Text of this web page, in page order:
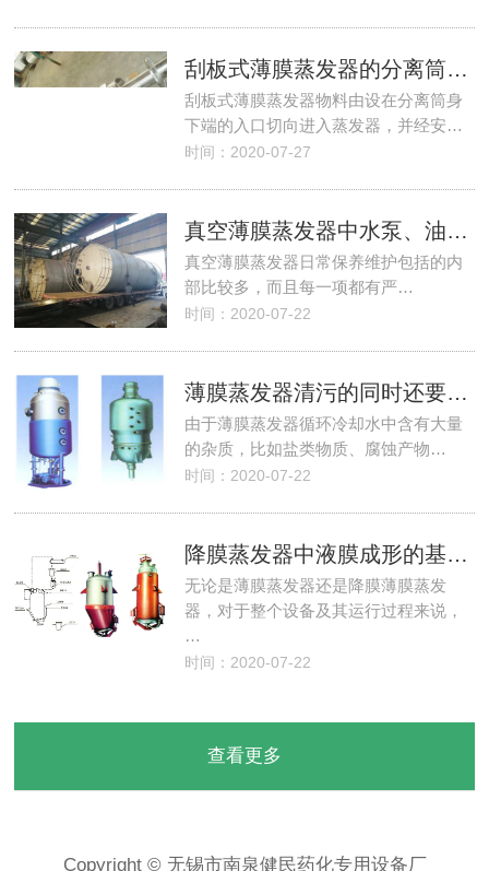
刮板式薄膜蒸发器的分离筒结构及其传热效率
刮板式薄膜蒸发器物料由设在分离筒身
下端的入口切向进入蒸发器，并经安…
时间：2020-07-27
真空薄膜蒸发器中水泵、油箱等部件的保养
真空薄膜蒸发器日常保养维护包括的内
部比较多，而且每一项都有严…
时间：2020-07-22
薄膜蒸发器清污的同时还要注重检漏和结霜检查
由于薄膜蒸发器循环冷却水中含有大量
的杂质，比如盐类物质、腐蚀产物…
时间：2020-07-22
降膜蒸发器中液膜成形的基本条件
无论是薄膜蒸发器还是降膜薄膜蒸发
器，对于整个设备及其运行过程来说，
…
时间：2020-07-22
查看更多
Copyright © 无锡市南泉健民药化专用设备厂